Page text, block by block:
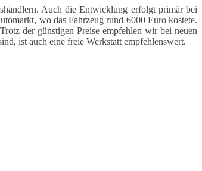
Auch die Entwicklung erfolgt primär bei
wo das Fahrzeug rund 6000 Euro kostete.
der günstigen Preise empfehlen wir bei neuen
ist auch eine freie Werkstatt empfehlenswert.